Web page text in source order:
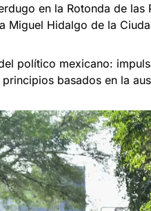
en la Rotonda de las
Miguel Hidalgo de la
político mexicano:
basados en la